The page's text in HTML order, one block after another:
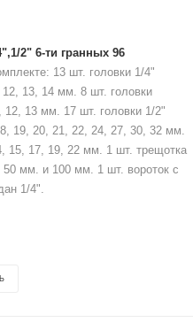
2" 6-ти гранных 96
13 шт. головки 1/4"
13, 14 мм. 8 шт. головки
12, 13 мм. 17 шт. головки 1/2"
19, 20, 21, 22, 24, 27, 30, 32 мм.
15, 17, 19, 22 мм. 1 шт. трещотка
мм. и 100 мм. 1 шт. вороток с
1/4".